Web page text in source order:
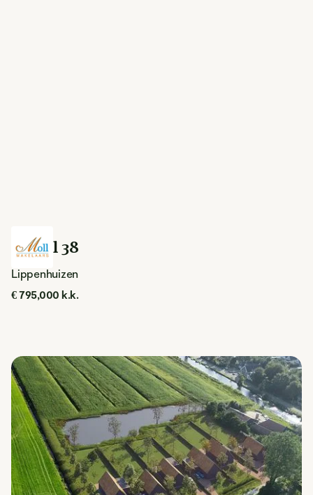
Singel 38
Lippenhuizen
€ 795,000 k.k.